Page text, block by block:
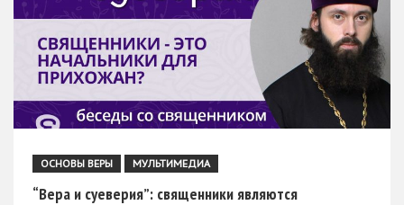
ОСНОВЫ ВЕРЫ МУЛЬТИМЕДИА
“Вера и суеверия”: священники являются